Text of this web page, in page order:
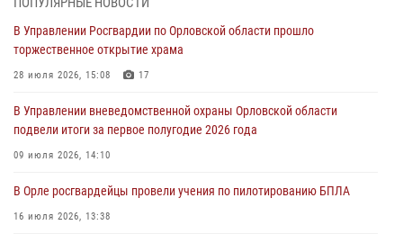
Жительница Мценска сдала в Росгвардию незарегистрированное
ружьё
Сотрудники Росгвардии пресекли дебош в орловском кафе
30 июля 2026, 14:27
Росгвардейцы проверили антитеррористическую защищённость
детских лагерей «Мечта» и «Лесной»
В Управлении Росгвардии по Орловской области прошло
торжественное открытие храма
28 июля 2026, 15:08 17
В Управлении вневедомственной охраны Орловской области
подвели итоги за первое полугодие 2026 года
09 июля 2026, 14:10
В Орле росгвардейцы провели учения по пилотированию БПЛА
16 июля 2026, 13:38